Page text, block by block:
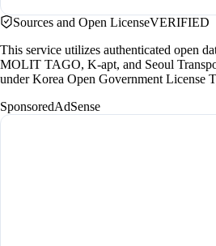
Sources and Open LicenseVERIFIED
This service utilizes authenticated open
MOLIT TAGO, K-apt, and Seoul
under Korea Open Government License
SponsoredAdSense